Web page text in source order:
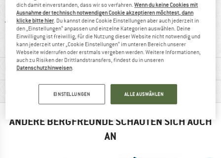
Kunden sagen:
robust
keine
Vorspannung
MATERIALINFOS & FEATURES
PRODUKTBESCHREIBUNG
ANDERE BERGFREUNDE SCHAUTEN SICH AUCH
AN
dich damit einverstanden, dass wir so verfahren.Wenn du keine Cookies mit
Ausnahme der technisch notwendigen Cookie akzeptieren möchtest, dann
klicke bitte hier. Du kannst deine Cookie Einstellungen aber auch jederzeit in
den „Einstellungen“ anpassen und einzelne Kategorien auswählen. Deine
Einwilligung ist freiwillig, für die Nutzung dieser Website nicht notwendig und
kann jederzeit unter „Cookie Einstellungen“ im unteren Bereich unserer
Webseite widerrufen oder erstmals vergeben werden. Weitere Informationen,
auch zu Risiken der Drittlandstransfers, findest du in unseren
Datenschutzhinweisen.
EINSTELLUNGEN ALLE AUSWÄHLEN